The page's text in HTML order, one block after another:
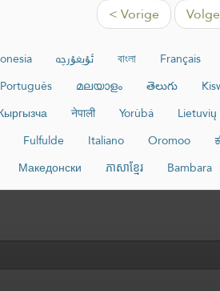
< Vorige
ئۇيغۇرچە বাংলা Français
Português മലയാളം తెలుగు
नेपाली Yorùbá Lietuvių
Fulfulde Italiano Oromoo
Македонски ភាសាខ្មែរ Bambara